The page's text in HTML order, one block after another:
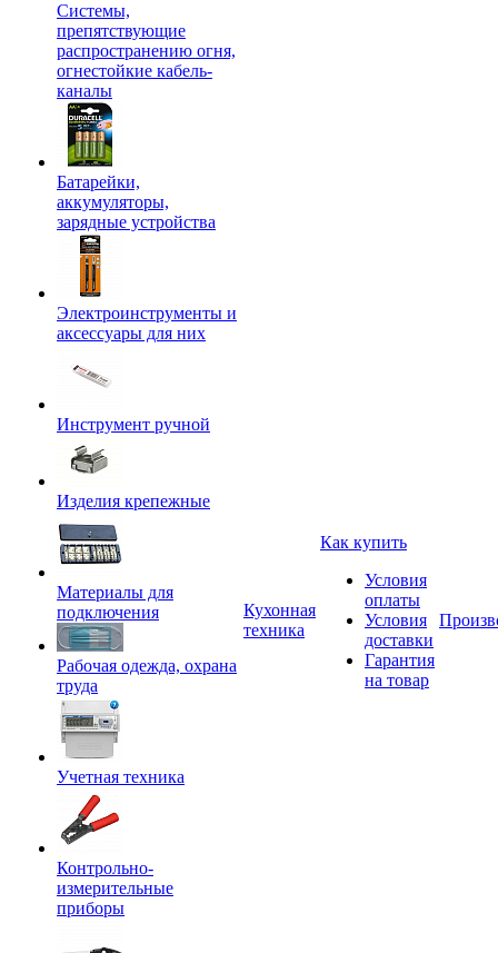
Системы,
препятствующие
распространению огня,
огнестойкие кабель-
каналы
Батарейки,
аккумуляторы,
зарядные устройства
Электроинструменты и
аксессуары для них
Инструмент ручной
Изделия крепежные
Материалы для
подключения
Рабочая одежда, охрана
труда
Учетная техника
Контрольно-
измерительные
приборы
Кухонная
техника
Как купить
Условия
оплаты
Условия
доставки
Гарантия
на товар